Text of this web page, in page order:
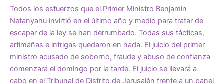
Todos los esfuerzos que el Primer Ministro Benjamin
Netanyahu invirtió en el último año y medio para tratar de
escapar de la ley se han derrumbado. Todas sus tácticas,
artimañas e intrigas quedaron en nada. El juicio del primer
ministro acusado de soborno, fraude y abuso de confianza
comenzará el domingo por la tarde. El juicio se llevará a
cabo en el Tribunal de Distrito de Jerusalén frente a un panel